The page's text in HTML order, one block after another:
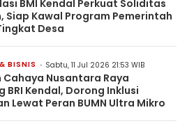
BMI Kendal Perkuat Soliditas
Siap Kawal Program Pemerintah
Desa
BISNIS Sabtu, 11 Jul 2026 21:53 WIB
Cahaya Nusantara Raya
BRI Kendal, Dorong Inklusi
Lewat Peran BUMN Ultra Mikro